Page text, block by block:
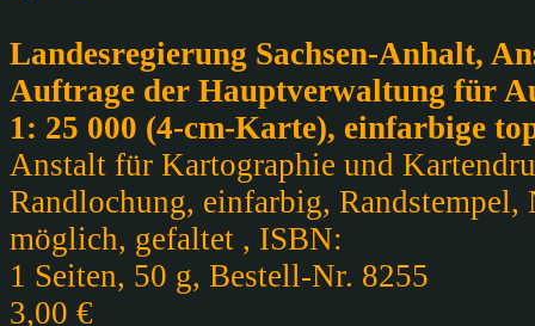
Landesregierung Sachsen-Anhalt,
Auftrage der Hauptverwaltung für
1: 25 000 (4-cm-Karte), einfarbige
Anstalt für Kartographie und
Randlochung, einfarbig,
möglich, gefaltet , ISBN:
1 Seiten, 50 g, Bestell-Nr. 8255
3,00 €